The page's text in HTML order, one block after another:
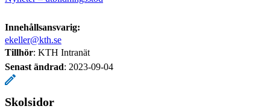
Innehållsansvarig:
ekeller@kth.se
Tillhör: KTH Intranät
Senast ändrad: 2023-09-04
Skolsidor